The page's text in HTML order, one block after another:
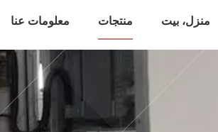
منزل، بيت منتجات معلومات عنا